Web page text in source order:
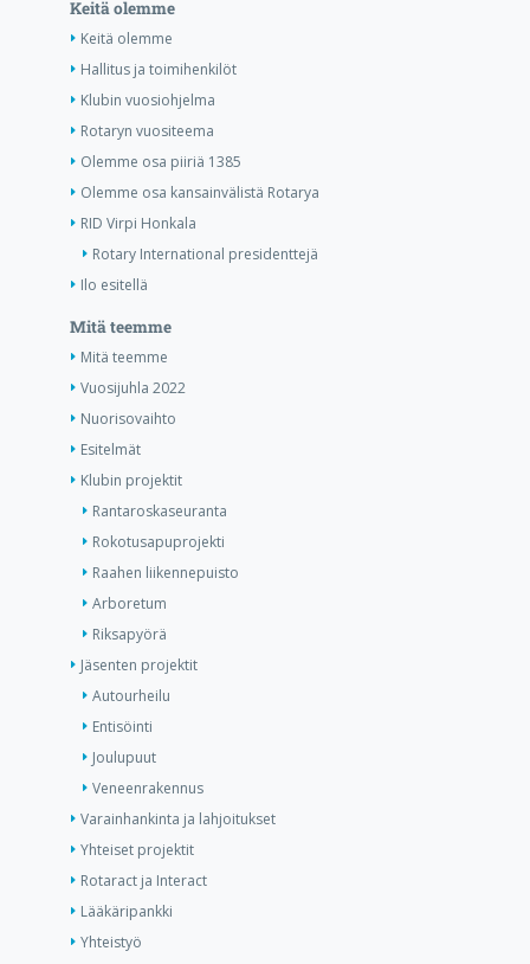
Keitä olemme
Keitä olemme
Hallitus ja toimihenkilöt
Klubin vuosiohjelma
Rotaryn vuositeema
Olemme osa piiriä 1385
Olemme osa kansainvälistä Rotarya
RID Virpi Honkala
Rotary International presidenttejä
Ilo esitellä
Mitä teemme
Mitä teemme
Vuosijuhla 2022
Nuorisovaihto
Esitelmät
Klubin projektit
Rantaroskaseuranta
Rokotusapuprojekti
Raahen liikennepuisto
Arboretum
Riksapyörä
Jäsenten projektit
Autourheilu
Entisöinti
Joulupuut
Veneenrakennus
Varainhankinta ja lahjoitukset
Yhteiset projektit
Rotaract ja Interact
Lääkäripankki
Yhteistyö